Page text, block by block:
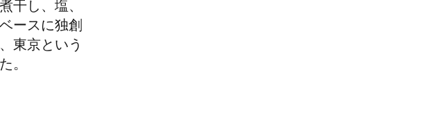
干し、塩、
ースに独創
東京という
。